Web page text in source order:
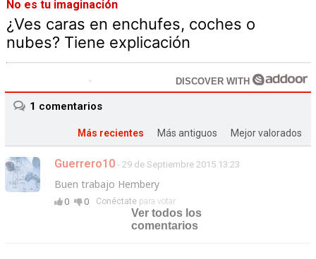
No es tu imaginación
¿Ves caras en enchufes, coches o
nubes? Tiene explicación
DISCOVER WITH
1 comentarios
Más recientes Más antiguos Mejor valorados
Guerrero10 - 29 de Septiembre 2015 13:23
Buen trabajo Hembery
0 0 Conéctatepara votar
Ver todos los
comentarios